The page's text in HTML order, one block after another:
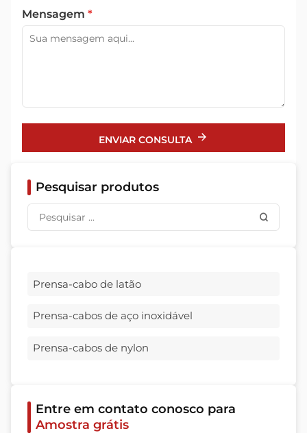
Mensagem *
ENVIAR CONSULTA
Pesquisar produtos
Prensa-cabo de latão
Prensa-cabos de aço inoxidável
Prensa-cabos de nylon
Entre em contato conosco para
Amostra grátis